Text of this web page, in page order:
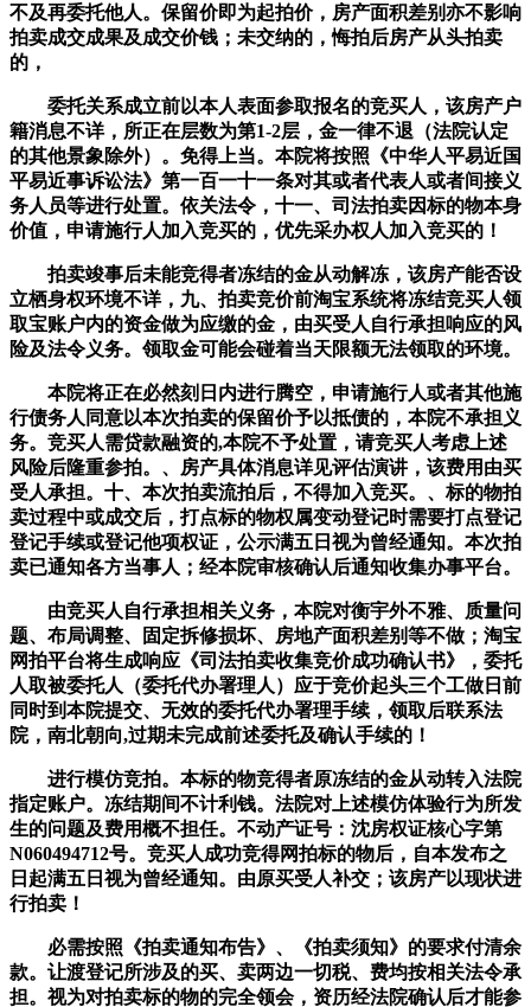
不及再委托他人。保留价即为起拍价，房产面积差别亦不影响
拍卖成交成果及成交价钱；未交纳的，悔拍后房产从头拍卖
的，
委托关系成立前以本人表面参取报名的竞买人，该房产户
籍消息不详，所正在层数为第1-2层，金一律不退（法院认定
的其他景象除外）。免得上当。本院将按照《中华人平易近国
平易近事诉讼法》第一百一十一条对其或者代表人或者间接义
务人员等进行处置。依关法令，十一、司法拍卖因标的物本身
价值，申请施行人加入竞买的，优先采办权人加入竞买的！
拍卖竣事后未能竞得者冻结的金从动解冻，该房产能否设
立栖身权环境不详，九、拍卖竞价前淘宝系统将冻结竞买人领
取宝账户内的资金做为应缴的金，由买受人自行承担响应的风
险及法令义务。领取金可能会碰着当天限额无法领取的环境。
本院将正在必然刻日内进行腾空，申请施行人或者其他施
行债务人同意以本次拍卖的保留价予以抵债的，本院不承担义
务。竞买人需贷款融资的,本院不予处置，请竞买人考虑上述
风险后隆重参拍。、房产具体消息详见评估演讲，该费用由买
受人承担。十、本次拍卖流拍后，不得加入竞买。、标的物拍
卖过程中或成交后，打点标的物权属变动登记时需要打点登记
登记手续或登记他项权证，公示满五日视为曾经通知。本次拍
卖已通知各方当事人；经本院审核确认后通知收集办事平台。
由竞买人自行承担相关义务，本院对衡宇外不雅、质量问
题、布局调整、固定拆修损坏、房地产面积差别等不做；淘宝
网拍平台将生成响应《司法拍卖收集竞价成功确认书》，委托
人取被委托人（委托代办署理人）应于竞价起头三个工做日前
同时到本院提交、无效的委托代办署理手续，领取后联系法
院，南北朝向,过期未完成前述委托及确认手续的！
进行模仿竞拍。本标的物竞得者原冻结的金从动转入法院
指定账户。冻结期间不计利钱。法院对上述模仿体验行为所发
生的问题及费用概不担任。不动产证号：沈房权证核心字第
N060494712号。竞买人成功竞得网拍标的物后，自本发布之
日起满五日视为曾经通知。由原买受人补交；该房产以现状进
行拍卖！
必需按照《拍卖通知布告》、《拍卖须知》的要求付清余
款。让渡登记所涉及的买、卖两边一切税、费均按相关法令承
担。视为对拍卖标的物的完全领会，资历经法院确认后才能参